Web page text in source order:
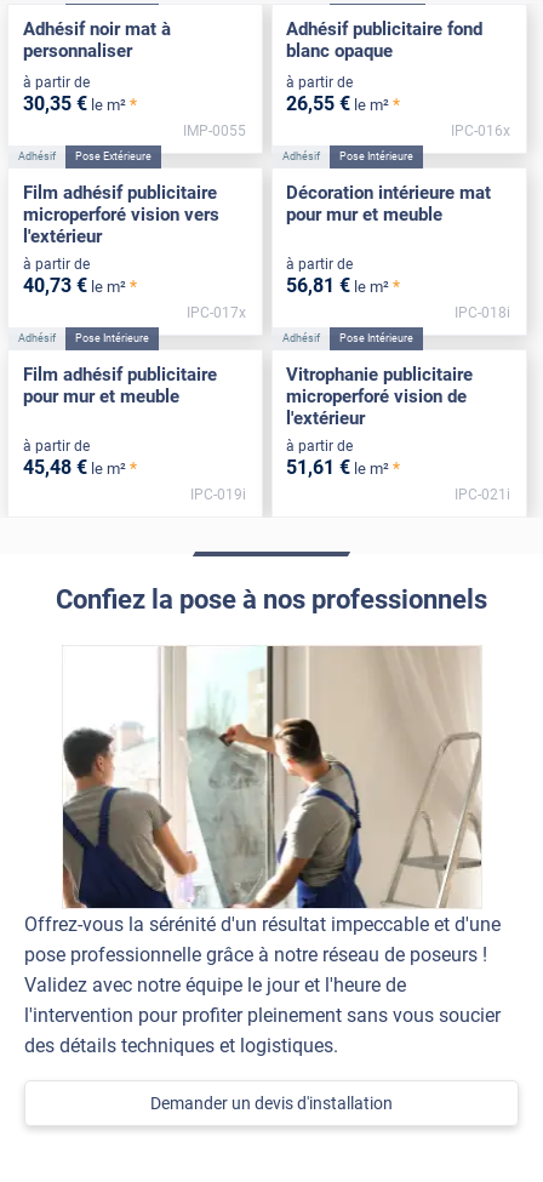
Adhésif noir mat à
personnaliser
à partir de
30,35 € le m² *
IMP-0055
Adhésif publicitaire fond
blanc opaque
à partir de
26,55 € le m² *
IPC-016x
Adhésif Pose Extérieure
Film adhésif publicitaire
microperforé vision vers
l'extérieur
à partir de
40,73 € le m² *
IPC-017x
Adhésif Pose Intérieure
Décoration intérieure mat
pour mur et meuble
à partir de
56,81 € le m² *
IPC-018i
Adhésif Pose Intérieure
Film adhésif publicitaire
pour mur et meuble
à partir de
45,48 € le m² *
IPC-019i
Adhésif Pose Intérieure
Vitrophanie publicitaire
microperforé vision de
l'extérieur
à partir de
51,61 € le m² *
IPC-021i
Confiez la pose à nos professionnels
Offrez-vous la sérénité d'un résultat impeccable et d'une
pose professionnelle grâce à notre réseau de poseurs !
Validez avec notre équipe le jour et l'heure de
l'intervention pour profiter pleinement sans vous soucier
des détails techniques et logistiques.
Demander un devis d'installation